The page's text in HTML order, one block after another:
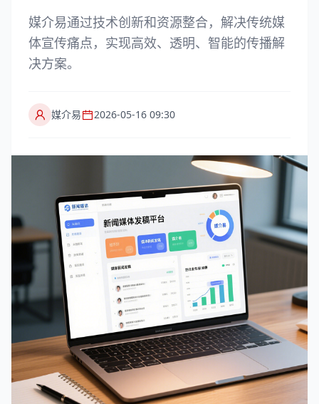
媒介易通过技术创新和资源整合，解决传统媒
体宣传痛点，实现高效、透明、智能的传播解
决方案。
媒介易 2026-05-16 09:30